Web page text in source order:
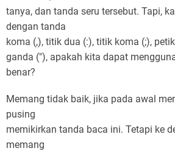
tanya, dan tanda seru tersebut. Tapi,
dengan tanda
koma (,), titik dua (:), titik koma (;),
ganda ("), apakah kita dapat
benar?
Memang tidak baik, jika pada awal
pusing
memikirkan tanda baca ini. Tetapi ke
memang